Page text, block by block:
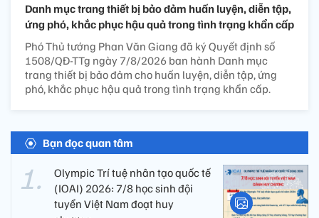
Danh mục trang thiết bị bảo đảm huấn luyện, diễn tập,
ứng phó, khắc phục hậu quả trong tình trạng khẩn cấp
Phó Thủ tướng Phan Văn Giang đã ký Quyết định số
1508/QĐ-TTg ngày 7/8/2026 ban hành Danh mục
trang thiết bị bảo đảm cho huấn luyện, diễn tập, ứng
phó, khắc phục hậu quả trong tình trạng khẩn cấp.
Bạn đọc quan tâm
Olympic Trí tuệ nhân tạo quốc tế
(IOAI) 2026: 7/8 học sinh đội
tuyển Việt Nam đoạt huy